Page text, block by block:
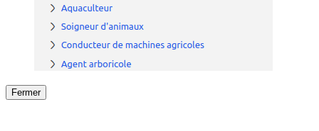
Fermer